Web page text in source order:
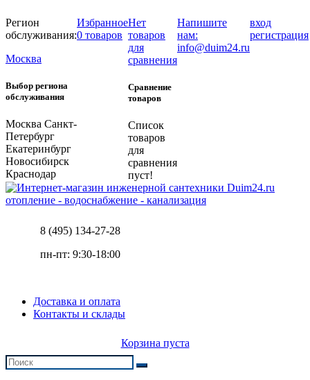
Регион
обслуживания:
Москва
Выбор региона
обслуживания
Москва Санкт-
Петербург
Екатеринбург
Новосибирск
Краснодар
Избранное
0 товаров
Нет
товаров
для
сравнения
Сравнение
товаров
Список
товаров
для
сравнения
пуст!
Напишите
нам:
info@duim24.ru
вход
регистрация
отопление - водоснабжение - канализация
8 (495) 134-27-28
пн-пт: 9:30-18:00
Доставка и оплата
Контакты и склады
Корзина пуста